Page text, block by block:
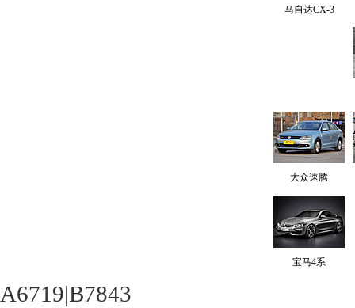
马自达CX-3
大众速腾
宝马4系
A6719|B7843